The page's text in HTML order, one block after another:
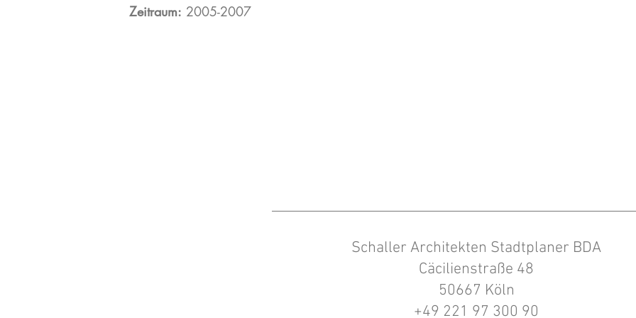
Zeitraum: 2005-2007
Schaller Architekten Stadtplaner BDA
Cäcilienstraße 48
50667 Köln
+49 221 97 300 90